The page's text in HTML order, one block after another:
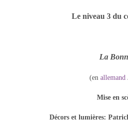
Le niveau 3 du
La
(en allemand
Mise en
Décors et lumières: